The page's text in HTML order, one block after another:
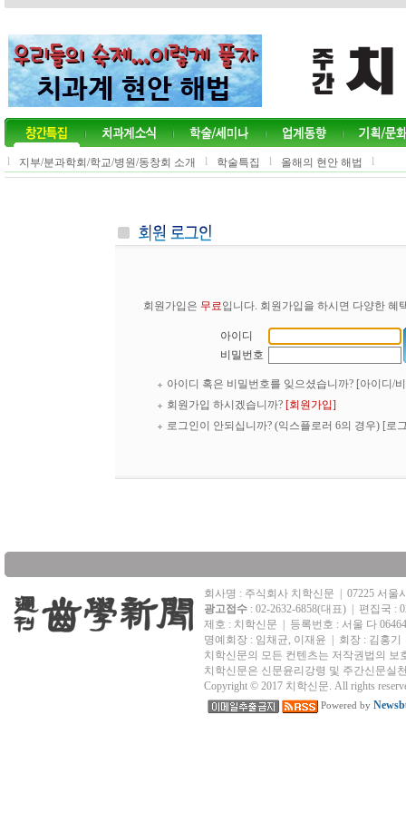
l 지부/분과학회/학교/병원/동창회 소개 l 학술특집 l 올해의 현안 해법 l
회원가입은 무료입니다. 회원가입을 하시면 다양한 혜
아이디
비밀번호
아이디 혹은 비밀번호를 잊으셨습니까? [아이디/
회원가입 하시겠습니까? [회원가입]
로그인이 안되십니까? (익스플로러 6의 경우) [로
회사명 : 주식회사 치학신문
07225 서울
광고접수 : 02-2632-6858(대표)
편집국 :
제호 : 치학신문
등록번호 : 서울 다 06464
명예회장 : 임채균, 이재윤 | 회장 : 김홍기
치학신문의 모든 컨텐츠는 저작권법의 보
치학신문은 신문윤리강령 및 주간신문실
Copyright © 2017 치학신문. All rights
Powered by